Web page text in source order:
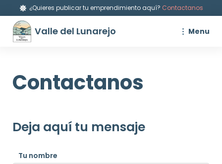
¿Quieres publicar tu emprendimiento aquí? Contactanos
Valle del Lunarejo Menu
Contactanos
Deja aquí tu mensaje
Tu nombre